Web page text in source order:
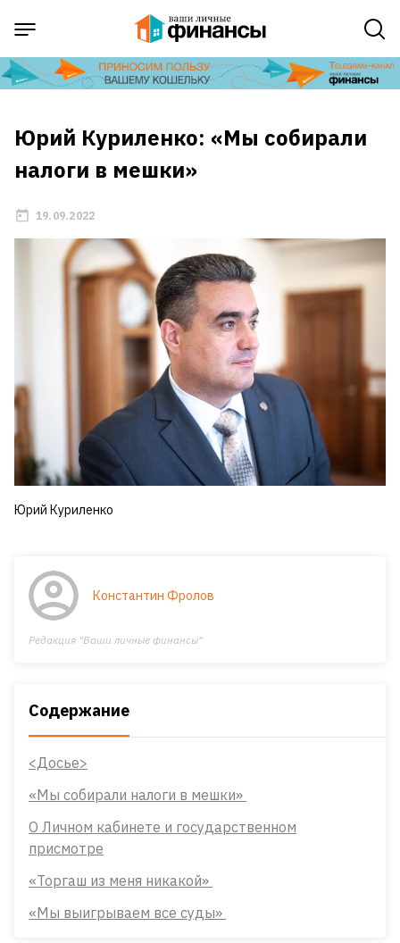
Юрий Куриленко: «Мы собирали
налоги в мешки»
19.09.2022
Юрий Куриленко
Константин Фролов
Редакция "Ваши личные финансы"
Содержание
<Досье>
«Мы собирали налоги в мешки»
О Личном кабинете и государственном
присмотре
«Торгаш из меня никакой»
«Мы выигрываем все суды»